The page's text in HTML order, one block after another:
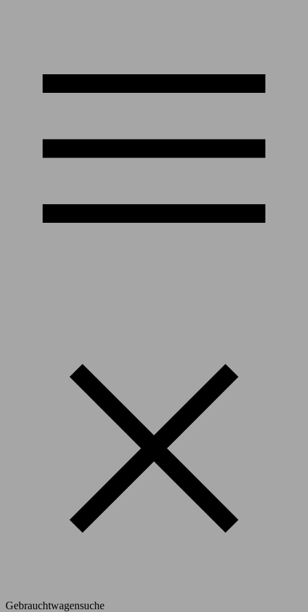
Gebrauchtwagensuche